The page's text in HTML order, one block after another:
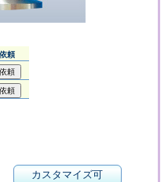
頼
カスタマイズ可